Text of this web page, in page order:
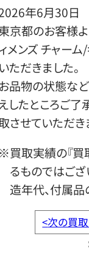
年6月30日
京都のお客様
メンズ チャー
いただきました。
お品物の状態など
したところご了
させていただき
※買取実績の『買
るものではござ
造年代、付属品
<次の買